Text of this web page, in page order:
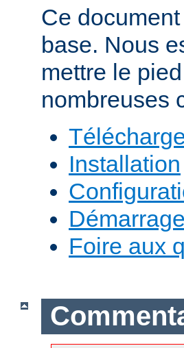
Ce
base. Nous
mettre le
nombreuses
Installation
Foire aux